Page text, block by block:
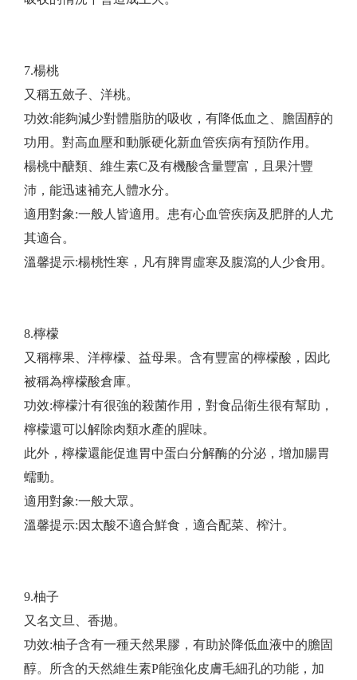
7.楊桃
又稱五斂子、洋桃。
功效:能夠減少對體脂肪的吸收，有降低血之、膽固醇的
功用。對高血壓和動脈硬化新血管疾病有預防作用。
楊桃中醣類、維生素C及有機酸含量豐富，且果汁豐
沛，能迅速補充人體水分。
適用對象:一般人皆適用。患有心血管疾病及肥胖的人尤
其適合。
​溫馨提示:楊桃性寒，凡有脾胃虛寒及腹瀉的人少食用。
8.檸檬
又稱檸果、洋檸檬、益母果。含有豐富的檸檬酸，因此
被稱為檸檬酸倉庫。
功效:檸檬汁有很強的殺菌作用，對食品衛生很有幫助，
檸檬還可以解除肉類水產的腥味。
此外，檸檬還能促進胃中蛋白分解酶的分泌，增加腸胃
蠕動。
適用對象:一般大眾。
​溫馨提示:因太酸不適合鮮食，適合配菜、榨汁。
9.柚子
又名文旦、香拋。
功效:柚子含有一種天然果膠，有助於降低血液中的膽固
醇。所含的天然維生素P能強化皮膚毛細孔的功能，加